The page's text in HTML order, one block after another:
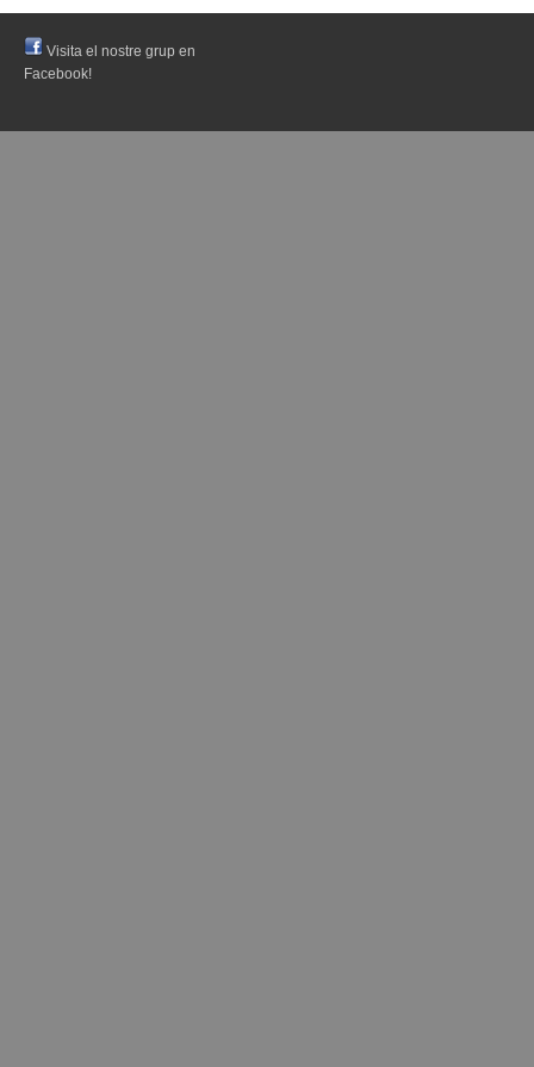
Visita el nostre grup en
Facebook!